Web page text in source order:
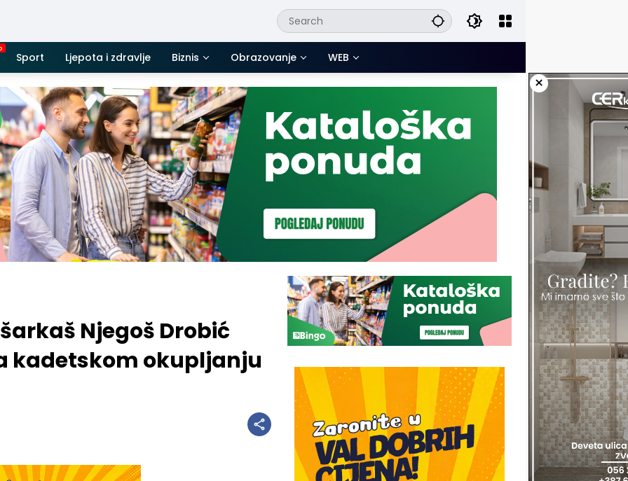
Sport Ljepota i zdravlje Biznis Obrazovanje WEB
×
Njegoš Drobić
kadetskom okupljanju